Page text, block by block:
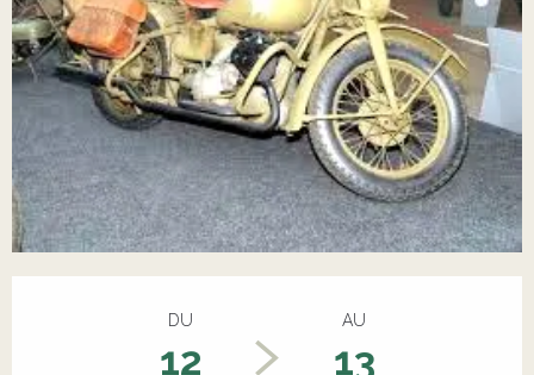
DU
12
AU
13